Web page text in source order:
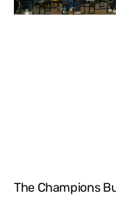
The Champions